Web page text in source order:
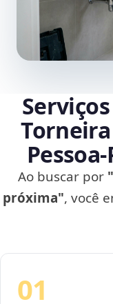
Torneira
Ao buscar por
próxima", você
01